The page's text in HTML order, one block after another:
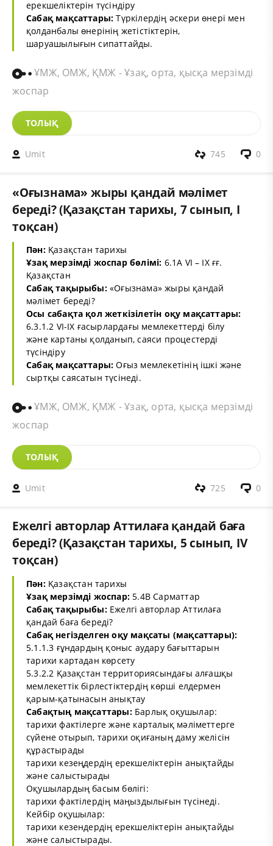
ерекшеліктерін түсіндіру
Сабақ мақсаттары: Түркілердің әскери өнері мен
қолданбалы өнерінің жетістіктерін,
шаруашылығын сипаттайды.
ҰМЖ, ОМЖ, ҚМЖ - Ұзақ, орта, қысқа мерзімді
жоспар
ТОЛЫҚ
Umit 0
745
«Оғызнама» жыры қандай мәлімет
береді? (Қазақстан тарихы, 7 сынып, І
тоқсан)
Пән:Қазақстан тарихы
Ұзақ мерзімді жоспар бөлімі: 6.1A VI – IX ғғ.
Қазақстан
Сабақ тақырыбы:«Оғызнама» жыры қандай
мәлімет береді?
Осы сабақта қол жеткізілетін оқу мақсаттары:
6.3.1.2 VI-IX ғасырлардағы мемлекеттерді білу
және картаны қолданып, саяси процестерді
түсіндіру
Сабақ мақсаттары:Оғыз мемлекетінің ішкі және
сыртқы саясатын түсінеді.
ҰМЖ, ОМЖ, ҚМЖ - Ұзақ, орта, қысқа мерзімді
жоспар
ТОЛЫҚ
Umit 0
725
Ежелгі авторлар Аттилаға қандай баға
береді? (Қазақстан тарихы, 5 сынып, ІV
тоқсан)
Пән:Қазақстан тарихы
Ұзақ мерзімді жоспар: 5.4В Сарматтар
Сабақ тақырыбы: Ежелгі авторлар Аттилаға
қандай баға береді?
Сабақ негізделген оқу мақсаты (мақсаттары):
5.1.1.3 ғұндардың қоныс аудару бағыттарын
тарихи картадан көрсету
5.3.2.2 Қазақстан территориясындағы алғашқы
мемлекеттік бірлестіктердің көрші елдермен
қарым-қатынасын анықтау
Сабақтың мақсаттары: Барлық оқушылар:
тарихи фактілерге және карталық мәліметтерге
сүйене отырып, тарихи оқиғаның даму желісін
құрастырады
тарихи кезеңдердің ерекшеліктерін анықтайды
және салыстырады
Оқушылардың басым бөлігі:
тарихи фактілердің маңыздылығын түсінеді.
Кейбір оқушылар:
тарихи кезендердің ерекшеліктерін анықтайды
және салыстырады.